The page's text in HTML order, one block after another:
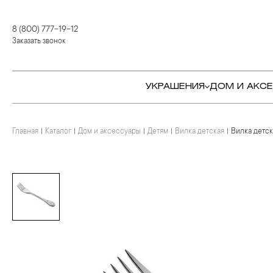
8 (800) 777-19-12
Заказать звонок
УКРАШЕНИЯ
КОЛЬЦА
БРОШИ
ДОМ И
СТОЛОВЫЕ ПРИБОРЫ
ДЛЯ КОФЕ
КОЛЬЦА
КОЛЬЕ И ПОДВЕСКИ
Главная Каталог Дом и аксессуары Детям Вилка детская Вилка